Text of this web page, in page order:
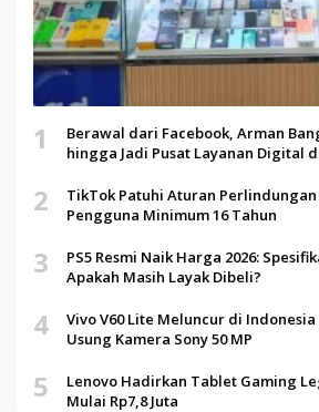
1
Berawal dari Facebook, Arman
hingga Jadi Pusat Layanan Digital
2
TikTok Patuhi Aturan Perlindungan
Pengguna Minimum 16 Tahun
3
PS5 Resmi Naik Harga 2026:
Apakah Masih Layak Dibeli?
4
Vivo V60 Lite Meluncur di Indonesia
Usung Kamera Sony 50 MP
5
Lenovo Hadirkan Tablet Gaming
Mulai Rp7,8 Juta